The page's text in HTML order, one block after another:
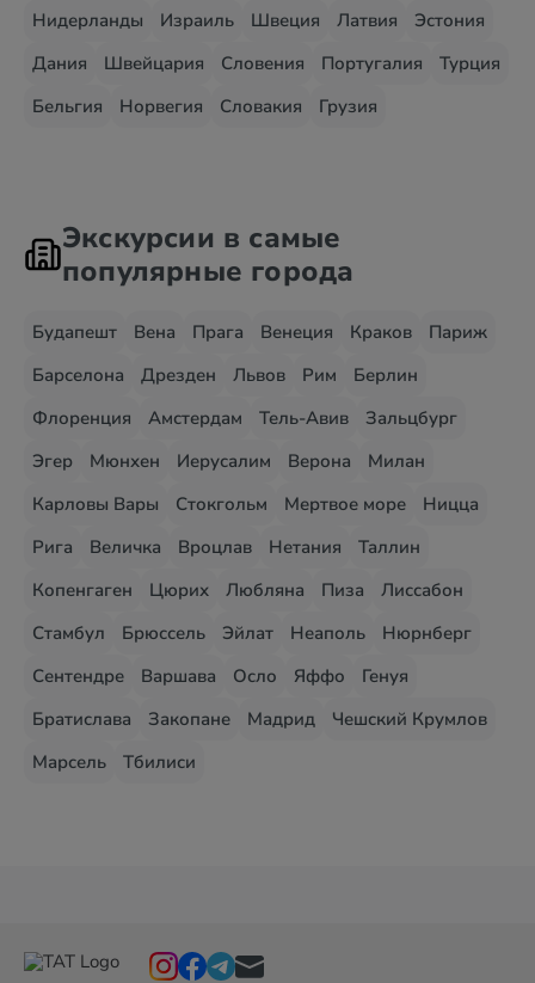
Нидерланды
Израиль Швеция Латвия
Эстония
Дания
Швейцария Словения Португалия
Турция
Бельгия
Норвегия Словакия Грузия
Экскурсии в самые
популярные города
Будапешт Вена Прага Венеция Краков
Париж
Барселона
Дрезден Львов Рим
Берлин
Флоренция
Амстердам Тель-Авив
Зальцбург
Эгер
Мюнхен Иерусалим Верона
Милан
Карловы Вары
Стокгольм Мертвое море
Ницца
Рига
Величка Вроцлав Нетания
Таллин
Копенгаген
Цюрих Любляна Пиза
Лиссабон
Стамбул
Брюссель Эйлат Неаполь
Нюрнберг
Сентендре
Варшава Осло Яффо
Генуя
Братислава
Закопане Мадрид
Чешский Крумлов
Марсель
Тбилиси